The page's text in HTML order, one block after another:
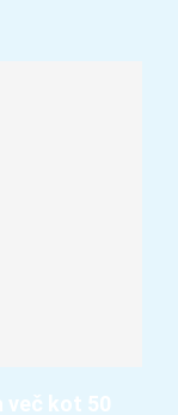
več kot 50